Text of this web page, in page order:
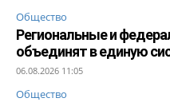
Общество
Региональные и
объединят в единую
06.08.2026 11:05
Общество